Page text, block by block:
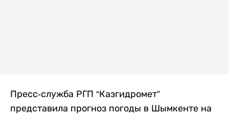
Пресс-служба РГП “Казгидромет”
представила прогноз погоды в Шымкенте на